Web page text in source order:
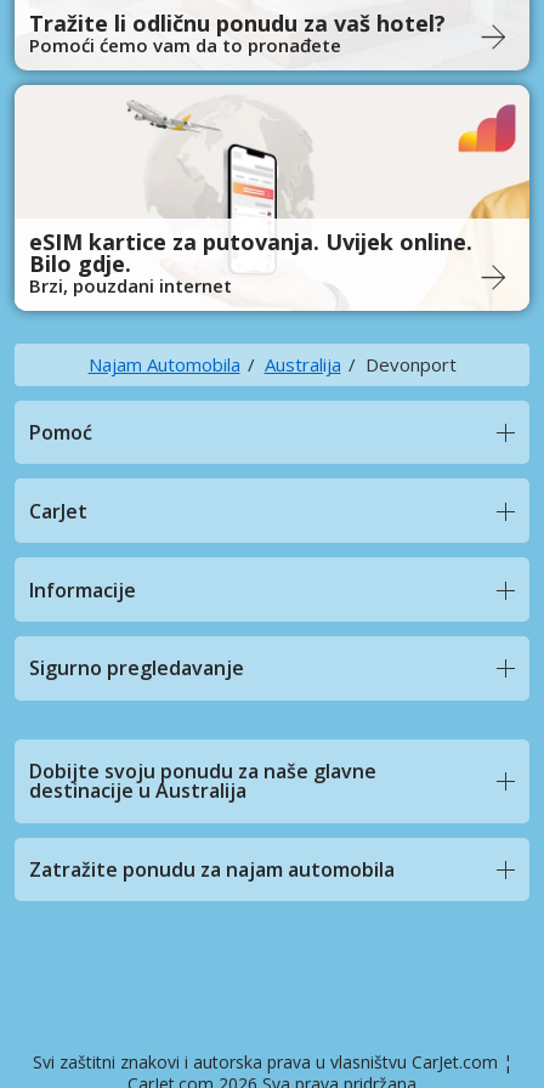
Tražite li odličnu ponudu za vaš hotel?
Pomoći ćemo vam da to pronađete
eSIM kartice za putovanja. Uvijek online.
Bilo gdje.
Brzi, pouzdani internet
Najam Automobila Australija Devonport
Pomoć
CarJet
Informacije
Sigurno pregledavanje
Dobijte svoju ponudu za naše glavne
destinacije u Australija
Zatražite ponudu za najam automobila
Svi zaštitni znakovi i autorska prava u vlasništvu CarJet.com ¦